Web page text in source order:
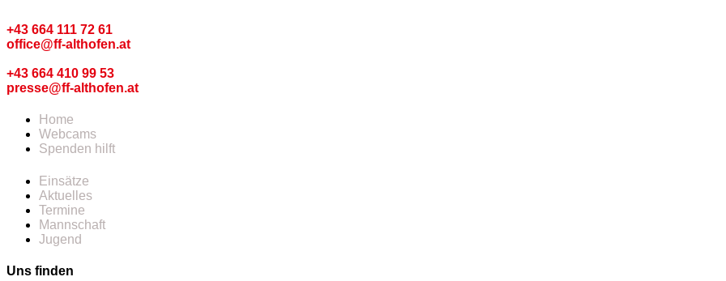
+43 664 111 72 61
office@ff-althofen.at
+43 664 410 99 53
presse@ff-althofen.at
Home
Webcams
Spenden hilft
Einsätze
Aktuelles
Termine
Mannschaft
Jugend
Uns finden